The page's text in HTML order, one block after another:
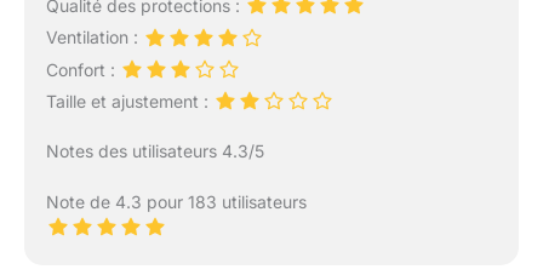
Qualité des protections :
Ventilation :
Confort :
Taille et ajustement :
Notes des utilisateurs 4.3/5
Note de 4.3 pour 183 utilisateurs